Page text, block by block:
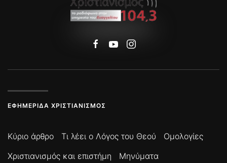
ΕΦΗΜΕΡΊΔΑ ΧΡΙΣΤΙΑΝΙΣΜΌΣ
Κύριο άρθρο Τι λέει ο Λόγος του Θεού
Ομολογίες
Χριστιανισμός και επιστήμη
Μηνύματα